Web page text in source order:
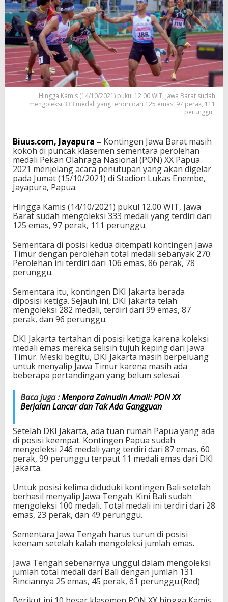
r
o
l
e
h
a
n
M
e
d
a
l
N
X
X
J
e
n
g
P
n
u
t
a
n
:
b
a
r
K
o
h
d
P
u
n
c
a
B
a
l
i
e
s
r
J
a
Hingga Kamis (14/10/2021) pukul 12.00 WIT, Jawa Barat sudah
mengoleksi 333 medali yang terdiri dari 125 emas, 97 perak, 111
perunggu.
Biuus.com, Jayapura – Kontingen Jawa Barat masih
kokoh di puncak klasemen sementara perolehan
medali Pekan Olahraga Nasional (PON) XX Papua
2021 menjelang acara penutupan yang akan digelar
pada Jumat (15/10/2021) di Stadion Lukas Enembe,
Jayapura, Papua.
Hingga Kamis (14/10/2021) pukul 12.00 WIT, Jawa
Barat sudah mengoleksi 333 medali yang terdiri dari
125 emas, 97 perak, 111 perunggu.
Sementara di posisi kedua ditempati kontingen Jawa
Timur dengan perolehan total medali sebanyak 270.
Perolehan ini terdiri dari 106 emas, 86 perak, 78
perunggu.
Sementara itu, kontingen DKI Jakarta berada
diposisi ketiga. Sejauh ini, DKI Jakarta telah
mengoleksi 282 medali, terdiri dari 99 emas, 87
perak, dan 96 perunggu.
DKI Jakarta tertahan di posisi ketiga karena koleksi
medali emas mereka selisih tujuh keping dari Jawa
Timur. Meski begitu, DKI Jakarta masih berpeluang
untuk menyalip Jawa Timur karena masih ada
beberapa pertandingan yang belum selesai.
Baca juga :Menpora Zainudin Amali: PON XX
Berjalan Lancar dan Tak Ada Gangguan
Setelah DKI Jakarta, ada tuan rumah Papua yang ada
di posisi keempat. Kontingen Papua sudah
mengoleksi 246 medali yang terdiri dari 87 emas, 60
perak, 99 perunggu terpaut 11 medali emas dari DKI
Jakarta.
Untuk posisi kelima diduduki kontingen Bali setelah
berhasil menyalip Jawa Tengah. Kini Bali sudah
mengoleksi 100 medali. Total medali ini terdiri dari 28
emas, 23 perak, dan 49 perunggu.
Sementara Jawa Tengah harus turun di posisi
keenam setelah kalah mengoleksi jumlah emas.
Jawa Tengah sebenarnya unggul dalam mengoleksi
jumlah total medali dari Bali dengan jumlah 131.
Rinciannya 25 emas, 45 perak, 61 perunggu.(Red)